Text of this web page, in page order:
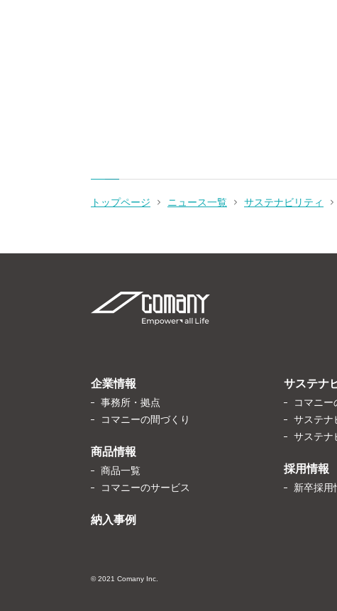
トップページ ニュース一覧 サステナビリティ
企業情報
事務所・拠点
コマニーの間づくり
商品情報
商品一覧
コマニーのサービス
納入事例
サステナ
コマニー
サステナ
サステナ
採用情報
新卒採用
© 2021 Comany Inc.